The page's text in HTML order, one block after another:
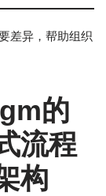
差异，帮助组织
的
流程
构